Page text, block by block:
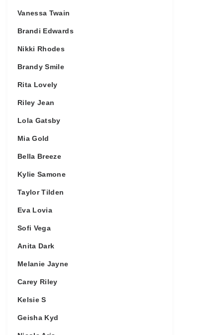
Vanessa Twain
Brandi Edwards
Nikki Rhodes
Brandy Smile
Rita Lovely
Riley Jean
Lola Gatsby
Mia Gold
Bella Breeze
Kylie Samone
Taylor Tilden
Eva Lovia
Sofi Vega
Anita Dark
Melanie Jayne
Carey Riley
Kelsie S
Geisha Kyd